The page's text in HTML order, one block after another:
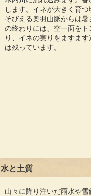
します。イネが大きく育
そびえる奥羽山脈からは
の終わりには、空一面を
り、イネの実りをますま
は残っています。
水と土質
山々に降り注いだ雨水や